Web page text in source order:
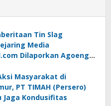
Tin Slag
Media
Dilaporkan Agoeng
Masyarakat di
PT TIMAH (Persero)
Jaga Kondusifitas